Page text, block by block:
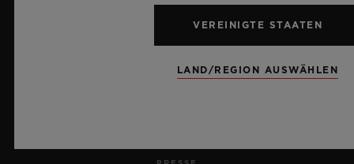
BESTELLUNG VERFOLGEN
EINE BESTELLUNG ZURÜCKSENDEN
VEREINIGTE STAATEN
LAND/REGION AUSWÄHLEN